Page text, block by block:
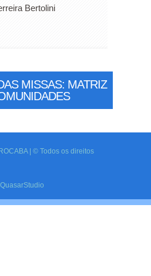
Bertolini
MISSAS: MATRIZ
| © Todos os direitos
QuasarStudio